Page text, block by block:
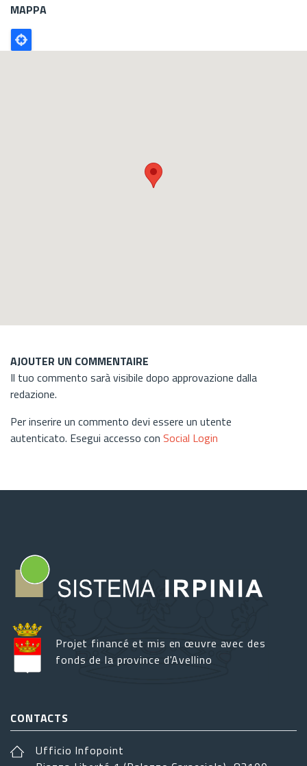
MAPPA
Poligono
GEO
AJOUTER UN COMMENTAIRE
Il tuo commento sarà visibile dopo approvazione dalla
redazione.
Per inserire un commento devi essere un utente
autenticato. Esegui accesso con Social Login
Projet financé et mis en œuvre avec des
fonds de la province d'Avellino
CONTACTS
Ufficio Infopoint